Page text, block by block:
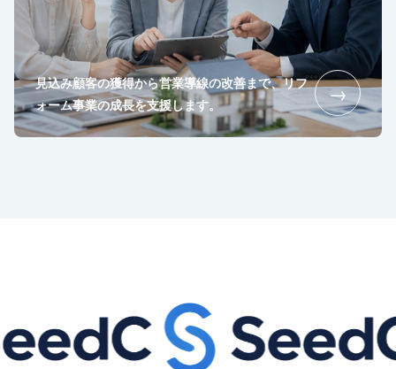
見込み顧客の獲得から営業導線の改善まで、リフ
ォーム事業の成長を支援します。
→